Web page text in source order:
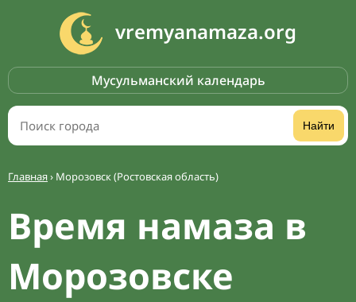
vremyanamaza.org
Мусульманский календарь
Найти
Главная› Морозовск (Ростовская область)
Время намаза в
Морозовске